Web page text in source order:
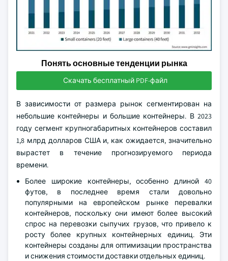
Понять основные тенденции рынка
Скачать бесплатный PDF-файл
В зависимости от размера рынок сегментирован на
небольшие контейнеры и большие контейнеры. В 2023
году сегмент крупногабаритных контейнеров составил
1,8 млрд долларов США и, как ожидается, значительно
вырастет в течение прогнозируемого периода
времени.
Более широкие контейнеры, особенно длиной 40
футов, в последнее время стали довольно
популярными на европейском рынке перевалки
контейнеров, поскольку они имеют более высокий
спрос на перевозки сыпучих грузов, что привело к
росту более крупных контейнерных единиц. Эти
контейнеры созданы для оптимизации пространства
и снижения стоимости доставки отдельных единиц.